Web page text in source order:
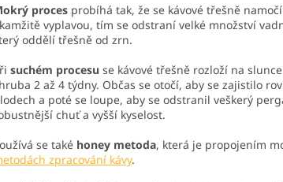
proces probíhá tak, že se kávové třešně
vyplavou, tím se odstraní velké množství
oddělí třešně od zrn.
suchém procesu se kávové třešně rozloží na
2 až 4 týdny. Občas se otočí, aby se zajistilo
a poté se loupe, aby se odstranil veškerý
chuť a vyšší kyselost.
se také honey metoda, která je propojením
zpracování kávy.